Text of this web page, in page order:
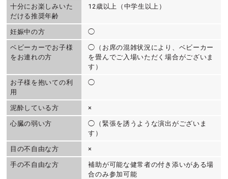
十分にお楽しみいた
だける推奨年齢
12歳以上（中学生以上）
妊娠中の方 ◯
ベビーカーでお子様
をお連れの方
◯（お席の混雑状況により、ベビーカー
を畳んでご入場いただく場合がございま
す）
お子様を抱いての利
用
◯
泥酔している方 ×
心臓の弱い方
◯（緊張を誘うような演出がございま
す）
目の不自由な方 ×
手の不自由な方
補助が可能な健常者の付き添いがある場
合のみ参加可能